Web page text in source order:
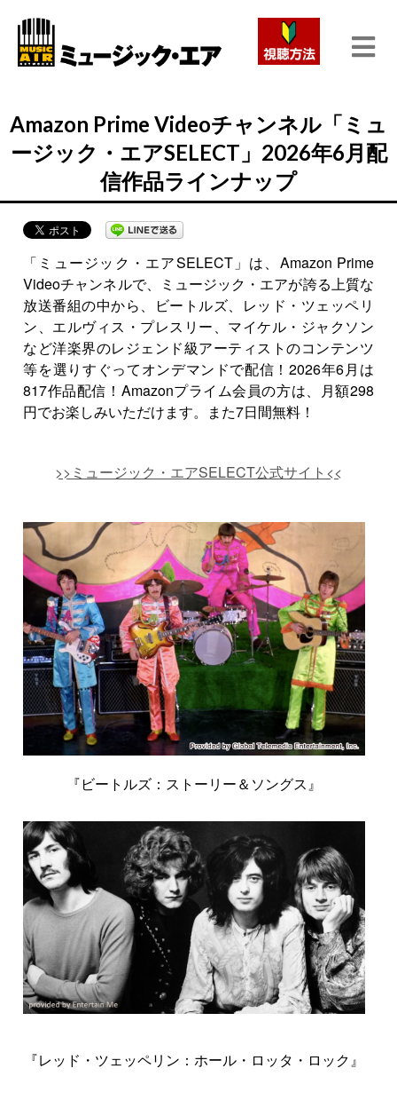
Amazon Prime Videoチャンネル「ミュ
ージック・エアSELECT」2026年6月配
信作品ラインナップ
「ミュージック・エアSELECT」は、Amazon Prime
Videoチャンネルで、ミュージック・エアが誇る上質な
放送番組の中から、ビートルズ、レッド・ツェッペリ
ン、エルヴィス・プレスリー、マイケル・ジャクソン
など洋楽界のレジェンド級アーティストのコンテンツ
等を選りすぐってオンデマンドで配信！2026年6月は
817作品配信！Amazonプライム会員の方は、月額298
円でお楽しみいただけます。また7日間無料！
>>ミュージック・エアSELECT公式サイト<<
『ビートルズ：ストーリー＆ソングス』
『レッド・ツェッペリン：ホール・ロッタ・ロック』